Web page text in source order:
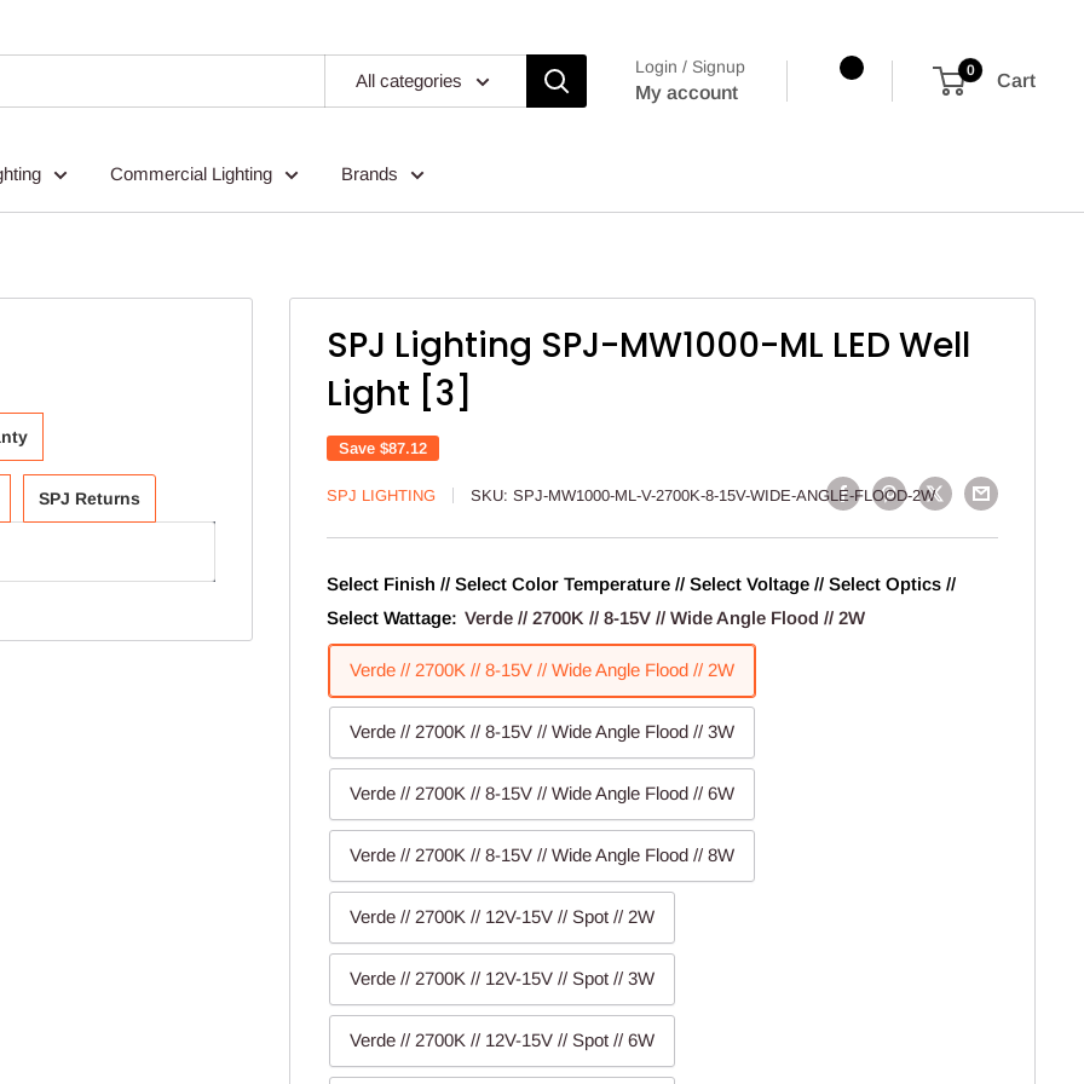
All categories
Login / Signup
My account
0
Cart
Commercial Lighting Brands
SPJ Lighting SPJ-MW1000-ML LED Well
Light [3]
Save $87.12
SPJ LIGHTING SKU: SPJ-MW1000-ML-V-2700K-8-15V-WIDE-ANGLE-FLOOD-2W
Select Finish // Select Color Temperature // Select Voltage // Select Optics //
Select Wattage: Verde // 2700K // 8-15V // Wide Angle Flood // 2W
Verde // 2700K // 8-15V // Wide Angle Flood // 2W
Verde // 2700K // 8-15V // Wide Angle Flood // 3W
Verde // 2700K // 8-15V // Wide Angle Flood // 6W
Verde // 2700K // 8-15V // Wide Angle Flood // 8W
Verde // 2700K // 12V-15V // Spot // 2W
Verde // 2700K // 12V-15V // Spot // 3W
Verde // 2700K // 12V-15V // Spot // 6W
SPJ Returns